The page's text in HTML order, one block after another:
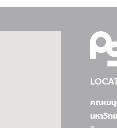
คณะมนุ
มหาวิท